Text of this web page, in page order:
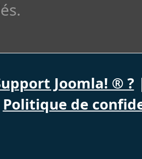
Joomla! ® ?
Politique de